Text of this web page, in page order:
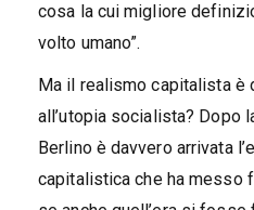
cosa la cui migliore
volto umano”.
Ma il realismo capitalista è
all’utopia socialista? Dopo
Berlino è davvero arrivata
capitalistica che ha messo